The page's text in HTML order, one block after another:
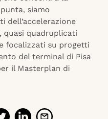
siamo
dell’accelerazione
quasi quadruplicati
focalizzati su progetti
del terminal di Pisa
il Masterplan di